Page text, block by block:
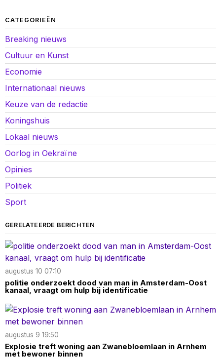
CATEGORIEËN
Breaking nieuws
Cultuur en Kunst
Economie
Internationaal nieuws
Keuze van de redactie
Koningshuis
Lokaal nieuws
Oorlog in Oekraïne
Opinies
Politiek
Sport
GERELATEERDE BERICHTEN
augustus 10 07:10
politie onderzoekt dood van man in Amsterdam-Oost
kanaal, vraagt om hulp bij identificatie
augustus 9 19:50
Explosie treft woning aan Zwanebloemlaan in Arnhem
met bewoner binnen